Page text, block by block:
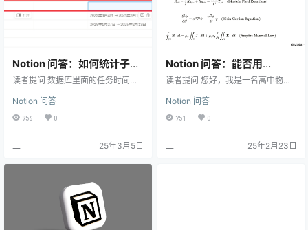
Notion 问答：如何统计子项
目 sub-item 的时间范围？
读者提问 数据库里面的任务时间能
生成呢？如下图： 我的回答 可以使
用 Rollup（汇总）这个字段来辅助
解决这个问题。 假设我们构建了这
库 现在的目标是在「项目」页面
范围统计功能，所以我们可以创建
两个「汇总」，分别统计子任务的
「最早时间」与「最…
Notion 问答
956 0
二一 25年3月5日
Notion 问答：能否用
Notion 制作物理共享知识
读者提问 您好，我是一名高中物理
物理公式和数学公式的文献，但是
不成体系，现在想着通过notion来实
现，并想要制作一个物理知识的知
用，请问用notion可以吗？或者有更
Notion 问答
751 0
二一 25年2月23日